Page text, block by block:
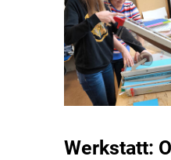
Werkstatt: